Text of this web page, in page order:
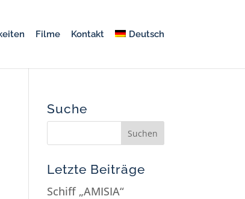
Filme Kontakt Deutsch
Suche
Letzte Beiträge
Schiff „AMISIA“